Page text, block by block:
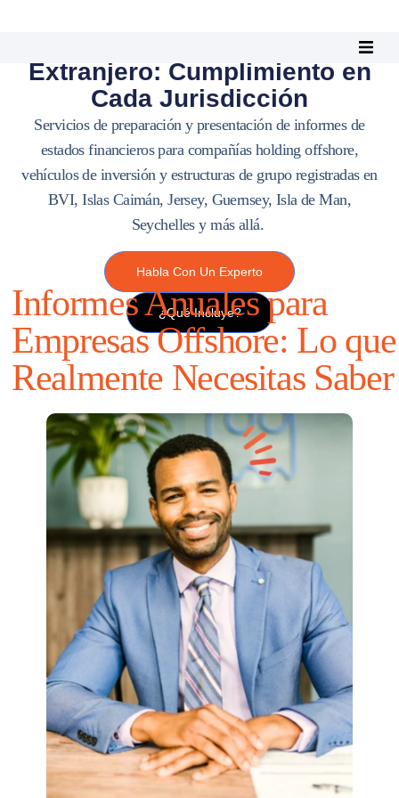
Extranjero: Cumplimiento en
Cada Jurisdicción
Servicios de preparación y presentación de informes de
estados financieros para compañías holding offshore,
vehículos de inversión y estructuras de grupo registradas en
BVI, Islas Caimán, Jersey, Guernsey, Isla de Man,
Seychelles y más allá.
Habla Con Un Experto
¿Qué Incluye?
Informes Anuales para
Empresas Offshore: Lo que
Realmente Necesitas Saber